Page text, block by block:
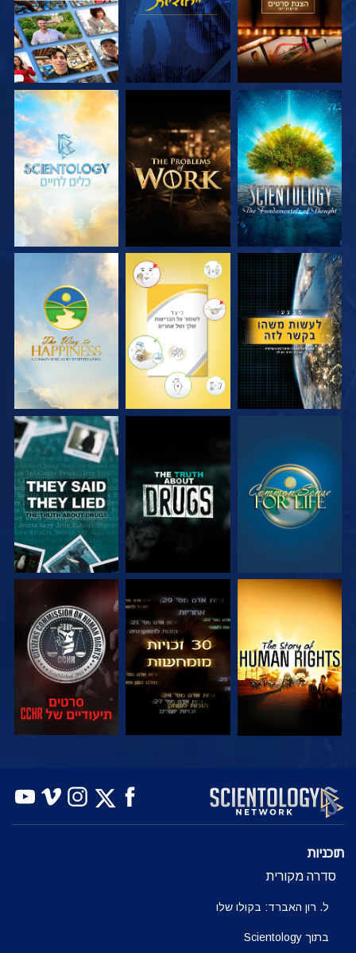
בדוק את הסדרה בדוק את הסדרה בדוק את הסדרה
צפה צפה צפה
צפה צפה צפה
צפה צפה צפה
צפה בדוק את הסדרה
תוכניות
סדרה מקורית
ל. רון האברד: בקולו שלו
בתוך Scientology